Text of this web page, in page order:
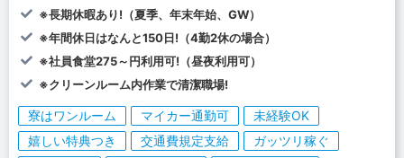
※長期休暇あり!（夏季、年末年始、GW）
※年間休日はなんと150日!（4勤2休の場合）
※社員食堂275～円利用可!（昼夜利用可）
※クリーンルーム内作業で清潔職場!
寮はワンルーム マイカー通勤可
未経験OK
嬉しい特典つき
交通費規定支給 ガッツリ稼ぐ